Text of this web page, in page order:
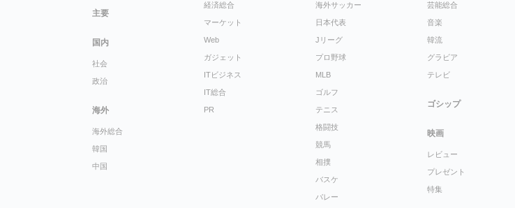
主要
国内
社会
政治
海外
海外総合
韓国
中国
経済総合
マーケット
Web
ガジェット
ITビジネス
IT総合
PR
海外サッカー
日本代表
Jリーグ
プロ野球
MLB
ゴルフ
テニス
格闘技
競馬
相撲
バスケ
バレー
芸能総合
音楽
韓流
グラビア
テレビ
ゴシップ
映画
レビュー
プレゼント
特集